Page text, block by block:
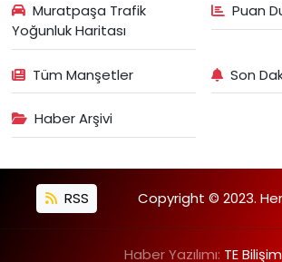
Muratpaşa Trafik
Yoğunluk Haritası
Puan
Tüm Manşetler Son
Haber Arşivi
RSS Copyright © 2023. Her
Haber Yazılımı: TE Bilişim